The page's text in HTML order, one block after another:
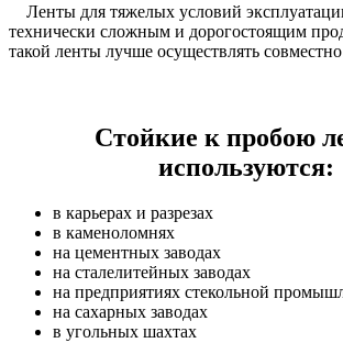
Ленты для тяжелых условий
технически сложным и дорогостоящим
такой ленты лучше осуществлять
Стойкие к пробою
используются:
в карьерах и разрезах
в каменоломнях
на цементных заводах
на сталелитейных заводах
на предприятиях стекольной
на сахарных заводах
в угольных шахтах